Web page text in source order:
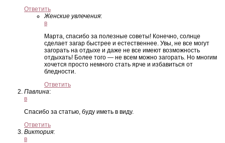
Ответить
Женские увлечения:
в
Марта, спасибо за полезные советы! Конечно, солнце
сделает загар быстрее и естественнее. Увы, не все могут
загорать на отдыхе и даже не все имеют возможность
отдыхать! Более того — не всем можно загорать. Но многим
хочется просто немного стать ярче и избавиться от
бледности.
Ответить
Павлина:
в
Спасибо за статью, буду иметь в виду.
Ответить
Виктория:
в